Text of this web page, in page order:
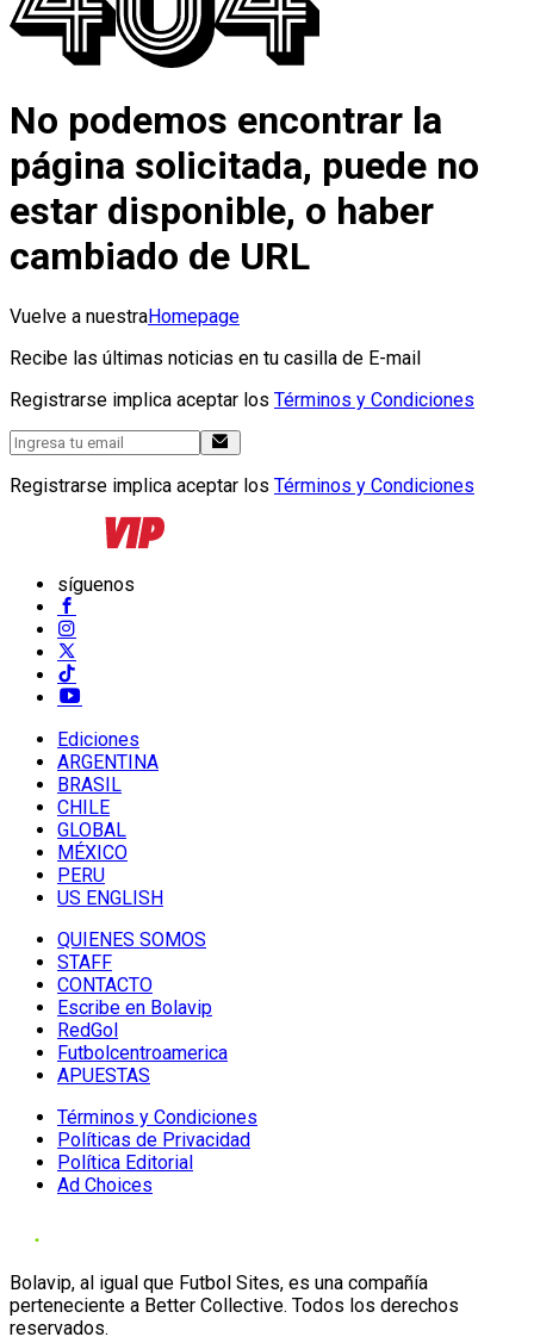
No podemos encontrar la
página solicitada, puede no
estar disponible, o haber
cambiado de URL
Vuelve a nuestraHomepage
Recibe las últimas noticias en tu casilla de E-mail
Registrarse implica aceptar los Términos y Condiciones
Registrarse implica aceptar los Términos y Condiciones
síguenos
Ediciones
ARGENTINA
BRASIL
CHILE
GLOBAL
MÉXICO
PERU
US ENGLISH
QUIENES SOMOS
STAFF
CONTACTO
Escribe en Bolavip
RedGol
Futbolcentroamerica
APUESTAS
Términos y Condiciones
Políticas de Privacidad
Política Editorial
Ad Choices
Bolavip, al igual que Futbol Sites, es una compañía
perteneciente a Better Collective. Todos los derechos
reservados.